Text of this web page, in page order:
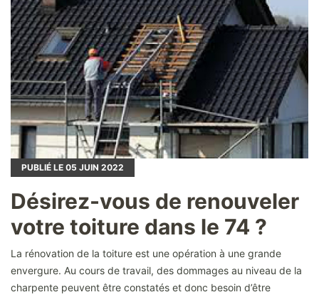
PUBLIÉ LE 05 JUIN 2022
Désirez-vous de renouveler
votre toiture dans le 74 ?
La rénovation de la toiture est une opération à une grande
envergure. Au cours de travail, des dommages au niveau de la
charpente peuvent être constatés et donc besoin d’être